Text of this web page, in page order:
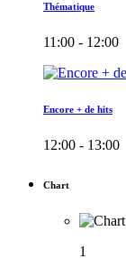
Thématique
11:00 - 12:00
Encore + de hits
12:00 - 13:00
Chart
1